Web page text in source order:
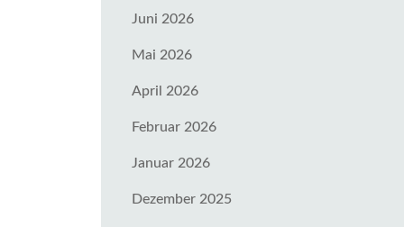
Juni 2026
Mai 2026
April 2026
Februar 2026
Januar 2026
Dezember 2025